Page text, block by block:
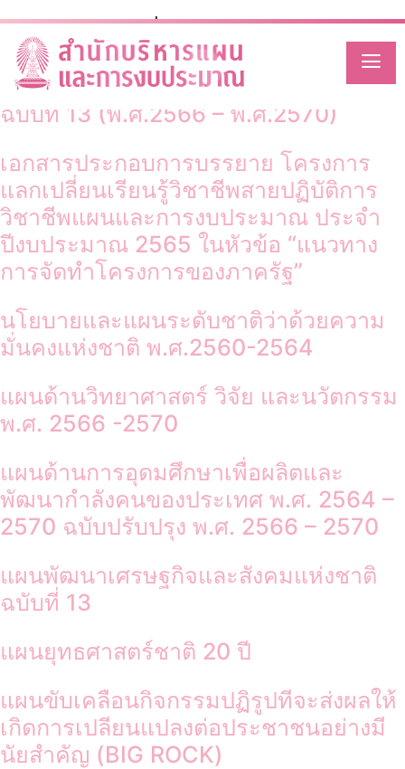
Skip
content
Category:อื่นๆ
แผนพัฒนาเศรษฐกิจและสังคมแห่งชาติ
ฉบับที่ 13 (พ.ศ.2566 – พ.ศ.2570)
เอกสารประกอบการบรรยาย โครงการ
แลกเปลี่ยนเรียนรู้วิชาชีพสายปฏิบัติการ
วิชาชีพแผนและการงบประมาณ ประจำ
ปีงบประมาณ 2565 ในหัวข้อ “แนวทาง
การจัดทำโครงการของภาครัฐ”
นโยบายและแผนระดับชาติว่าด้วยความ
มั่นคงแห่งชาติ พ.ศ.2560-2564
แผนด้านวิทยาศาสตร์ วิจัย และนวัตกรรม
พ.ศ. 2566 -2570
แผนด้านการอุดมศึกษาเพื่อผลิตและ
พัฒนากำลังคนของประเทศ พ.ศ. 2564 –
2570 ฉบับปรับปรุง พ.ศ. 2566 – 2570
แผนพัฒนาเศรษฐกิจและสังคมแห่งชาติ
ฉบับที่ 13
แผนยุทธศาสตร์ชาติ 20 ปี
แผนขับเคลือนกิจกรรมปฏิรูปทีจะส่งผลให้
เกิดการเปลียนแปลงต่อประชาชนอย่างมี
นัยสําคัญ (BIG ROCK)